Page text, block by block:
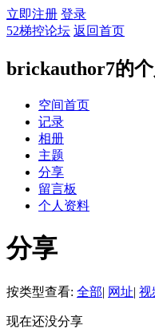
立即注册 登录
52梯控论坛 返回首页
brickauthor7的
空间首页
记录
相册
主题
分享
留言板
个人资料
分享
按类型查看: 全部| 网址| 视
现在还没分享